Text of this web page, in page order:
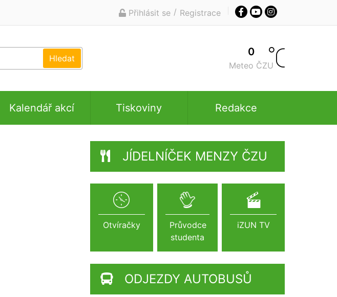
Přihlásit se / Registrace
0
Meteo ČZU
Kalendář akcí Tiskoviny Redakce
JÍDELNÍČEK MENZY ČZU
Otvíračky
Průvodce
studenta
iZUN TV
ODJEZDY AUTOBUSŮ